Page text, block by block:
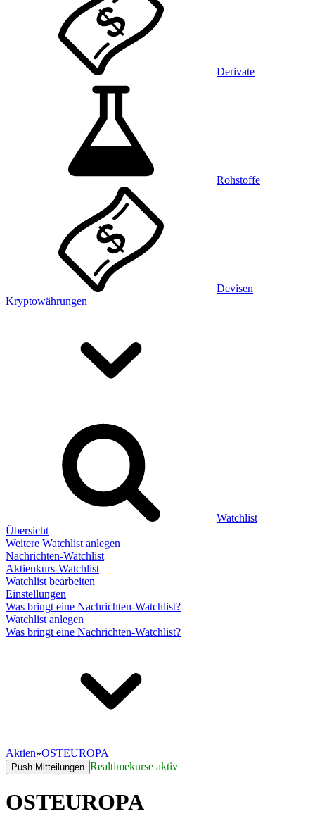
Derivate
Rohstoffe
Devisen
Kryptowährungen
Watchlist
Übersicht
Weitere Watchlist anlegen
Nachrichten-Watchlist
Aktienkurs-Watchlist
Watchlist bearbeiten
Einstellungen
Was bringt eine Nachrichten-Watchlist?
Watchlist anlegen
Was bringt eine Nachrichten-Watchlist?
Aktien»OSTEUROPA
Push Mitteilungen Realtimekurse aktiv
OSTEUROPA